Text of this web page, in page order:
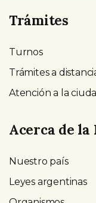
Trámites
Turnos
Trámites a
Atención a la
Acerca de
Nuestro país
Leyes argentinas